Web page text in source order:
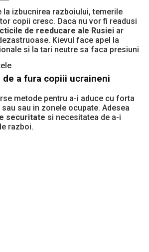
la izbucnirea razboiului, temerile
copii cresc. Daca nu vor fi readusi
de reeducare ale Rusiei ar
Kievul face apel la
si la tari neutre sa faca presiuni
a fura copiii ucraineni
metode pentru a-i aduce cu forta
sau in zonele ocupate. Adesea
securitate si necesitatea de a-i
razboi.